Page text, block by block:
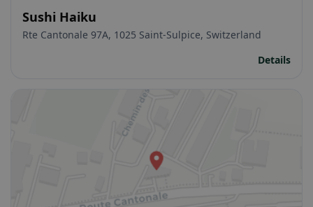
Sushi Haiku
Rte Cantonale 97A, 1025 Saint-Sulpice, Switzerland
Details